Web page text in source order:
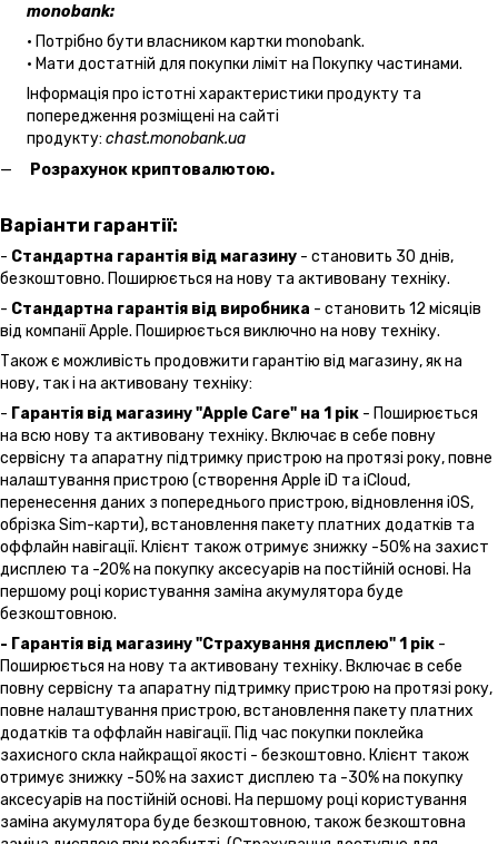
monobank:
• Потрібно бути власником картки monobank.
• Мати достатній для покупки ліміт на Покупку частинами.
Інформація про істотні характеристики продукту та
попередження розміщені на сайті
продукту: chast.monobank.ua
Розрахунок криптовалютою.
Варіанти гарантії:
- Стандартна гарантія від магазину - становить 30 днів,
безкоштовно. Поширюється на нову та активовану техніку.
- Стандартна гарантія від виробника - становить 12 місяців
від компанії Apple. Поширюється виключно на нову техніку.
Також є можливість продовжити гарантію від магазину, як на
нову, так і на активовану техніку:
- Гарантія від магазину "Apple Care" на 1 рік - Поширюється
на всю нову та активовану техніку. Включає в себе повну
сервісну та апаратну підтримку пристрою на протязі року, повне
налаштування пристрою (створення Apple iD та iCloud,
перенесення даних з попереднього пристрою, відновлення іOS,
обрізка Sim-карти), встановлення пакету платних додатків та
оффлайн навігації. Клієнт також отримує знижку -50% на захист
дисплею та -20% на покупку аксесуарів на постійній основі. На
першому році користування заміна акумулятора буде
безкоштовною.
- Гарантія від магазину "Страхування дисплею" 1 рік -
Поширюється на нову та активовану техніку. Включає в себе
повну сервісну та апаратну підтримку пристрою на протязі року,
повне налаштування пристрою, встановлення пакету платних
додатків та оффлайн навігації. Під час покупки поклейка
захисного скла найкращої якості - безкоштовно. Клієнт також
отримує знижку -50% на захист дисплею та -30% на покупку
аксесуарів на постійній основі. На першому році користування
заміна акумулятора буде безкоштовною, також безкоштовна